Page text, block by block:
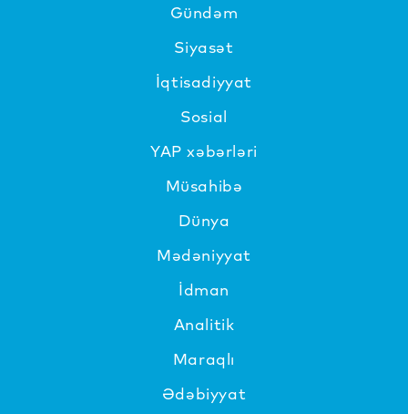
Gündəm
Siyasət
İqtisadiyyat
Sosial
YAP xəbərləri
Müsahibə
Dünya
Mədəniyyat
İdman
Analitik
Maraqlı
Ədəbiyyat